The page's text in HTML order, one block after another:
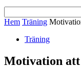
Hem Träning
Träning
Motivation